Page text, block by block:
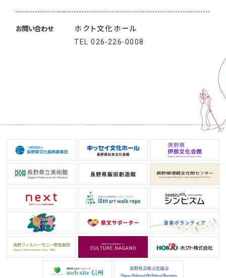
お問い合わせ
ホクト文化ホール
TEL026-226-0008